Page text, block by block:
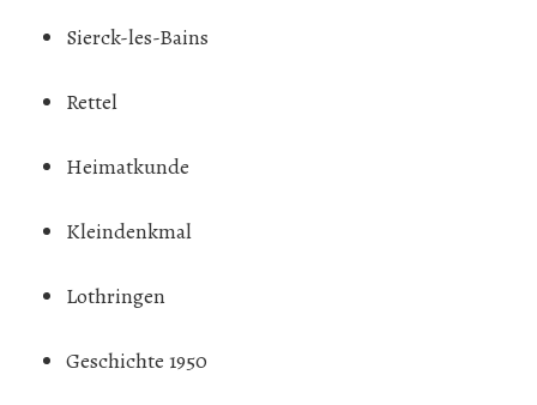
Sierck-les-Bains
Rettel
Heimatkunde
Kleindenkmal
Lothringen
Geschichte 1950